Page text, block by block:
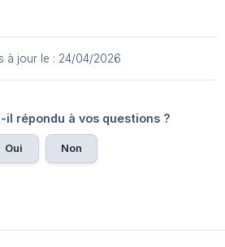
à jour le : 24/04/2026
répondu à vos questions ?
Oui Non